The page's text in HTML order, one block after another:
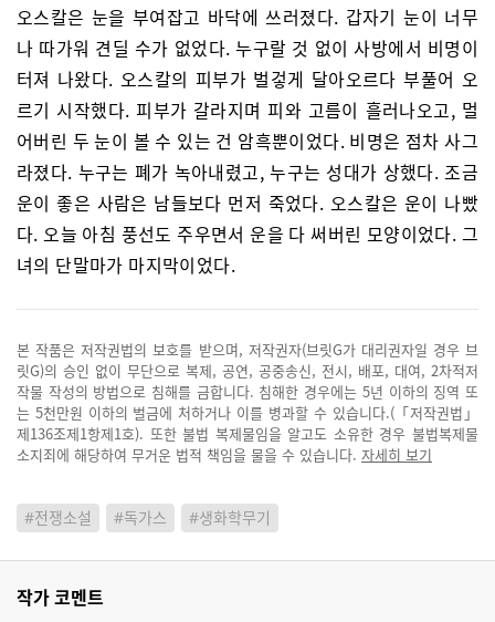
오스칼은 눈을 부여잡고 바닥에 쓰러졌다. 갑자기 눈이 너무
나 따가워 견딜 수가 없었다. 누구랄 것 없이 사방에서 비명이
터져 나왔다. 오스칼의 피부가 벌겋게 달아오르다 부풀어 오
르기 시작했다. 피부가 갈라지며 피와 고름이 흘러나오고, 멀
어버린 두 눈이 볼 수 있는 건 암흑뿐이었다. 비명은 점차 사그
라졌다. 누구는 폐가 녹아내렸고, 누구는 성대가 상했다. 조금
운이 좋은 사람은 남들보다 먼저 죽었다. 오스칼은 운이 나빴
다. 오늘 아침 풍선도 주우면서 운을 다 써버린 모양이었다. 그
녀의 단말마가 마지막이었다.
본 작품은 저작권법의 보호를 받으며, 저작권자(브릿G가 대리권자일 경우 브
릿G)의 승인 없이 무단으로 복제, 공연, 공중송신, 전시, 배포, 대여, 2차적저
작물 작성의 방법으로 침해를 금합니다. 침해한 경우에는 5년 이하의 징역 또
는 5천만원 이하의 벌금에 처하거나 이를 병과할 수 있습니다.(「저작권법」
제136조제1항제1호). 또한 불법 복제물임을 알고도 소유한 경우 불법복제물
소지죄에 해당하여 무거운 법적 책임을 물을 수 있습니다. 자세히 보기
#전쟁소설 #독가스 #생화학무기
작가 코멘트